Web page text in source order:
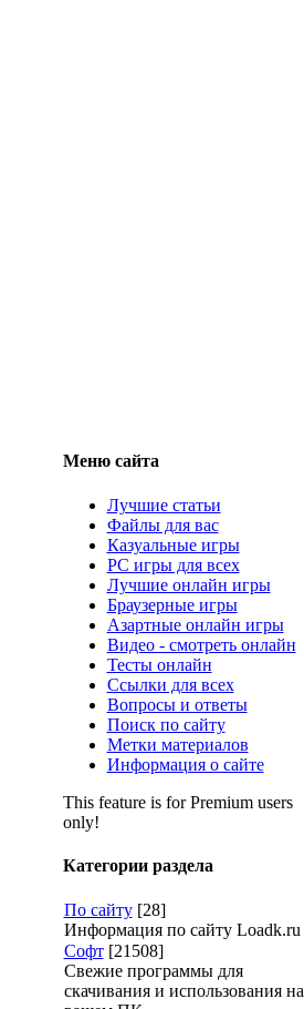
Меню сайта
Лучшие статьи
Файлы для вас
Казуальные игры
PC игры для всех
Лучшие онлайн игры
Браузерные игры
Азартные онлайн игры
Видео - смотреть онлайн
Тесты онлайн
Ссылки для всех
Вопросы и ответы
Поиск по сайту
Метки материалов
Информация о сайте
This feature is for Premium users
only!
Категории раздела
По сайту [28]
Информация по сайту Loadk.ru
Софт [21508]
Свежие программы для
скачивания и использования на